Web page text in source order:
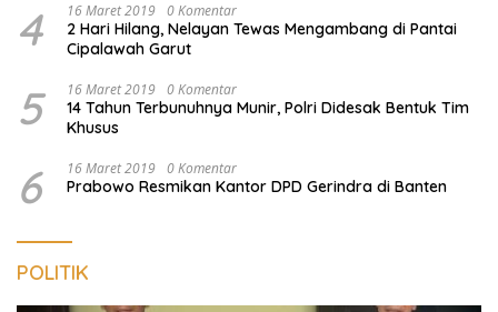
4 16 Maret 2019 0 Komentar
2 Hari Hilang, Nelayan Tewas Mengambang di Pantai
Cipalawah Garut
5 16 Maret 2019 0 Komentar
14 Tahun Terbunuhnya Munir, Polri Didesak Bentuk Tim
Khusus
6 16 Maret 2019 0 Komentar
Prabowo Resmikan Kantor DPD Gerindra di Banten
POLITIK